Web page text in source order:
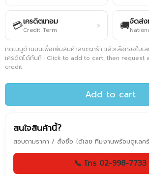
💳เครดิตเทอม
Credit Term › 🚚จัดส่ง
กดเมนูด้านบนเพื่อเพิ่มสินค้าลงตะกร้า แล้วเลือกขอใบ
เครดิตได้ทันที · Click to add to cart, then request
credit
Add to cart
สนใจสินค้านี้?
สอบถามราคา / สั่งซื้อ ได้เลย ทีมงานพร้อมดูแลค
📞 โทร 02-998-7733